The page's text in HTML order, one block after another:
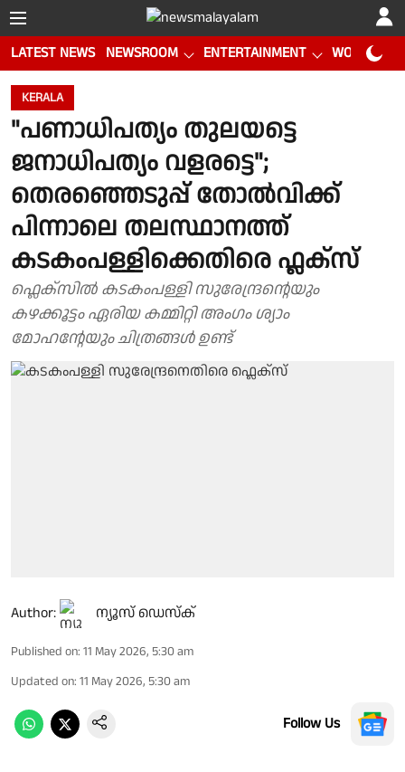
LATEST NEWS NEWSROOM ENTERTAINMENT WORLD CUP
KERALA
"പണാധിപത്യം തുലയട്ടെ
ജനാധിപത്യം വളരട്ടെ";
തെരഞ്ഞെടുപ്പ് തോൽവിക്ക്
പിന്നാലെ തലസ്ഥാനത്ത്
കടകംപള്ളിക്കെതിരെ ഫ്ലക്സ്
ഫ്ലെക്സിൽ കടകംപള്ളി സുരേന്ദ്രൻ്റെയും
കഴക്കൂട്ടം ഏരിയ കമ്മിറ്റി അംഗം ശ്യാം
മോഹൻ്റേയും ചിത്രങ്ങൾ ഉണ്ട്
Author: ന്യൂസ് ഡെസ്ക്
Published on: 11 May 2026, 5:30 am
Updated on: 11 May 2026, 5:30 am
Follow Us